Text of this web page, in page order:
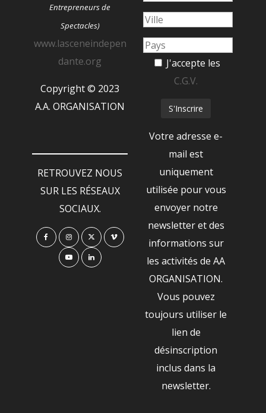
Entrepreneurs de
Spectacles)
www.lasceneindepen
dante.org
Copyright © 2023
A.A. ORGANISATION
RETROUVEZ NOUS
SUR LES RÉSEAUX
SOCIAUX.
J'accepte les
C.G.V.
Votre adresse e-
mail est
uniquement
utilisée pour vous
envoyer notre
newsletter et des
informations sur
les activités de AA
ORGANISATION.
Vous pouvez
toujours utiliser le
lien de
désinscription
inclus dans la
newsletter.